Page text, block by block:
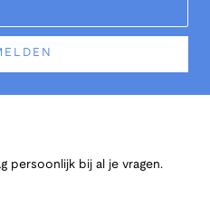
persoonlijk bij al je vragen.